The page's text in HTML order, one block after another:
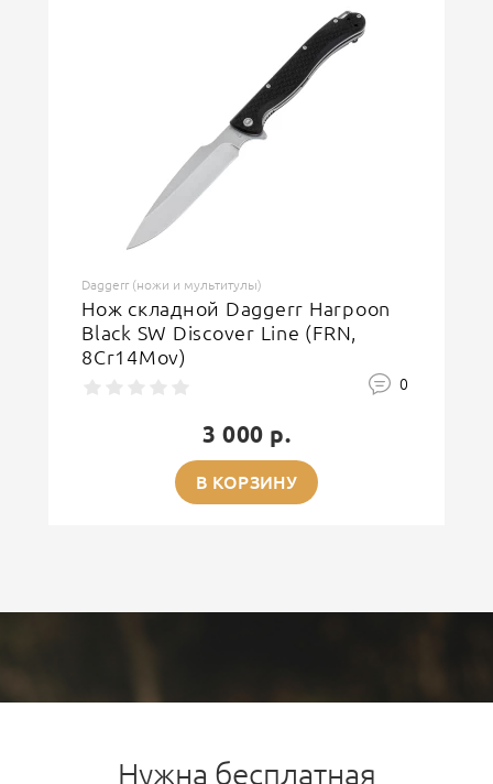
Daggerr (ножи и мультитулы)
Нож складной Daggerr Harpoon
Black SW Discover Line (FRN,
8Cr14Mov)
0
3 000 р.
В КОРЗИНУ
Нужна бесплатная